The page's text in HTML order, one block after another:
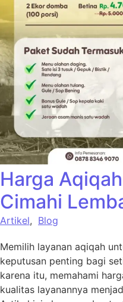
Harga
Cimahi
Artikel, Blog
Memilih layanan aqiqah
keputusan penting bagi
karena itu, memahami
kualitas layanannya